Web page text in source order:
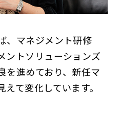
、マネジメント研修
ントソリューションズ
を進めており、新任マ
て変化しています。